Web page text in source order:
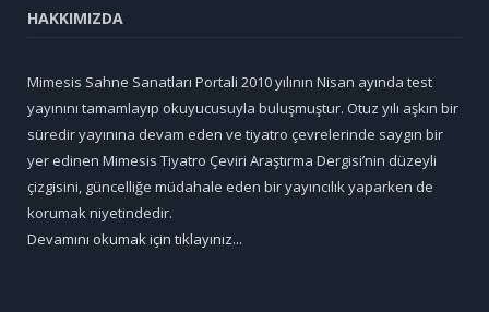
HAKKIMIZDA
Mimesis Sahne Sanatları Portali 2010 yılının Nisan ayında test
yayınını tamamlayıp okuyucusuyla buluşmuştur. Otuz yılı aşkın bir
süredir yayınına devam eden ve tiyatro çevrelerinde saygın bir
yer edinen Mimesis Tiyatro Çeviri Araştırma Dergisi’nin düzeyli
çizgisini, güncelliğe müdahale eden bir yayıncılık yaparken de
korumak niyetindedir.
Devamını okumak için tıklayınız...